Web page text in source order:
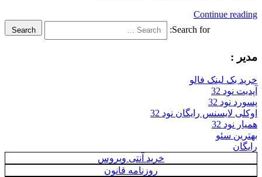
Continue
Search for:
Search
:
لینک فالو
32
32
لایسنس رایگان نود 32
32
سئو
خرید آنتی ویروس
روزنامه قانون